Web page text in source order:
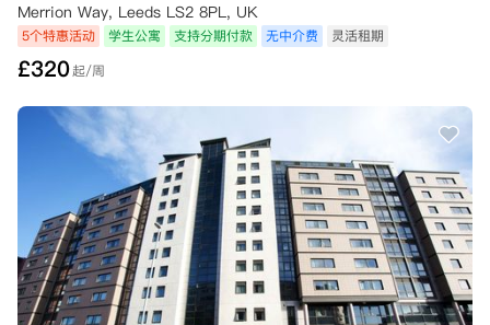
Merrion Way, Leeds LS2 8PL, UK
5个特惠活动 学生公寓 支持分期付款 无中介费 灵活租期
£320起/周